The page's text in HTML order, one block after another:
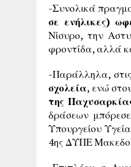
-Συνολικά
σε ενήλικες)
Νίσυρο, την
φροντίδα, αλλά
-Παράλληλα,
σχολεία, ενώ
της
δράσεων
Υπουργείου
4ης ΔΥΠΕ